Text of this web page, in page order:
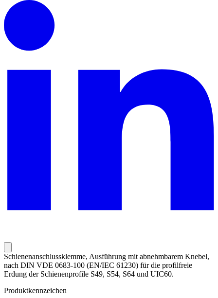
Schienenanschlussklemme, Ausführung mit abnehmbarem Knebel,
nach DIN VDE 0683-100 (EN/IEC 61230) für die profilfreie
Erdung der Schienenprofile S49, S54, S64 und UIC60.
Produktkennzeichen